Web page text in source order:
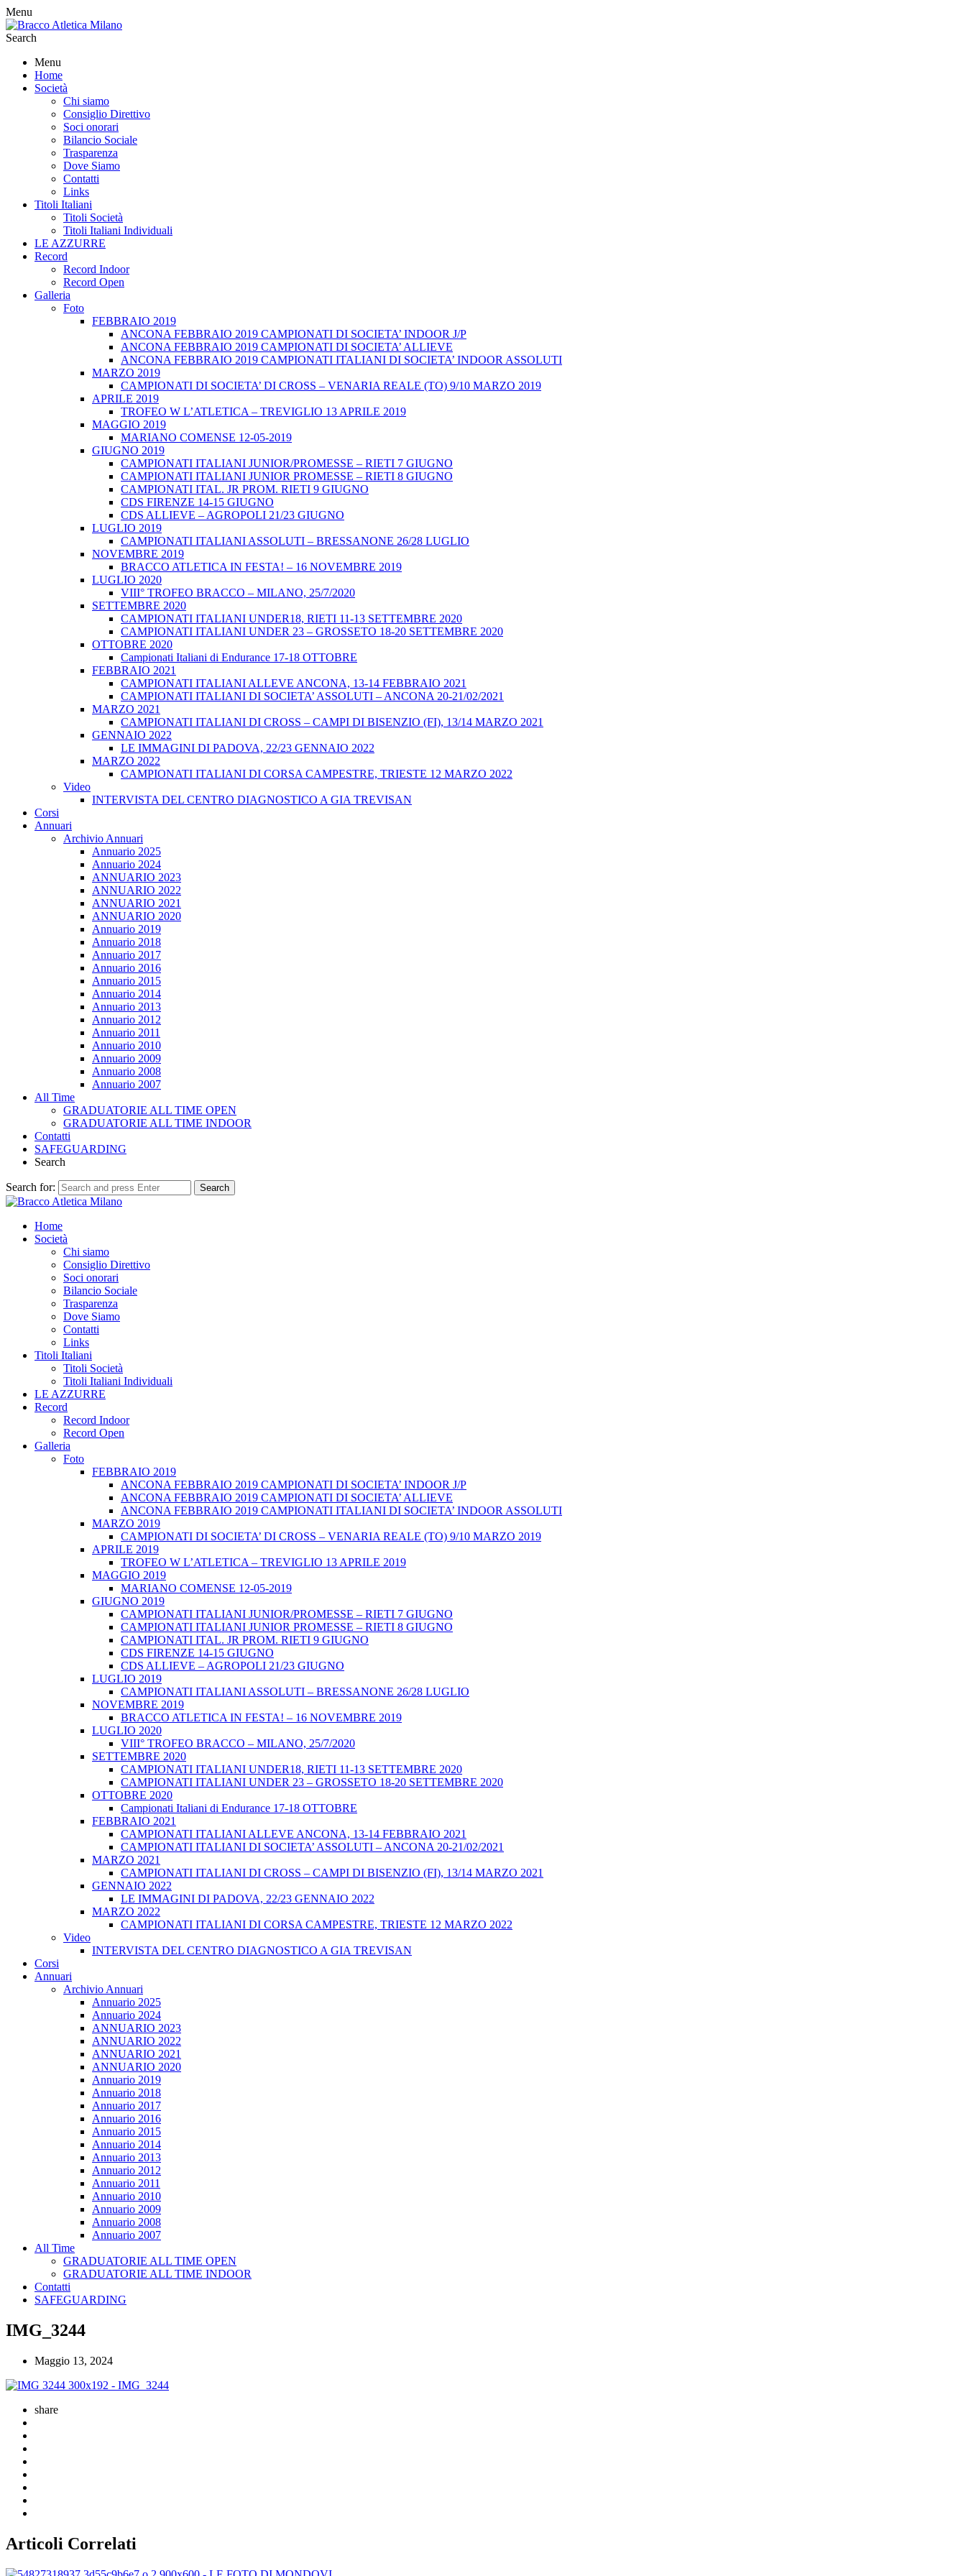
Menu
Search
Menu
Home
Società
Chi siamo
Consiglio Direttivo
Soci onorari
Bilancio Sociale
Trasparenza
Dove Siamo
Contatti
Links
Titoli Italiani
Titoli Società
Titoli Italiani Individuali
LE AZZURRE
Record
Record Indoor
Record Open
Galleria
Foto
FEBBRAIO 2019
ANCONA FEBBRAIO 2019 CAMPIONATI DI SOCIETA’ INDOOR J/P
ANCONA FEBBRAIO 2019 CAMPIONATI DI SOCIETA’ ALLIEVE
ANCONA FEBBRAIO 2019 CAMPIONATI ITALIANI DI SOCIETA’ INDOOR ASSOLUTI
MARZO 2019
CAMPIONATI DI SOCIETA’ DI CROSS – VENARIA REALE (TO) 9/10 MARZO 2019
APRILE 2019
TROFEO W L’ATLETICA – TREVIGLIO 13 APRILE 2019
MAGGIO 2019
MARIANO COMENSE 12-05-2019
GIUGNO 2019
CAMPIONATI ITALIANI JUNIOR/PROMESSE – RIETI 7 GIUGNO
CAMPIONATI ITALIANI JUNIOR PROMESSE – RIETI 8 GIUGNO
CAMPIONATI ITAL. JR PROM. RIETI 9 GIUGNO
CDS FIRENZE 14-15 GIUGNO
CDS ALLIEVE – AGROPOLI 21/23 GIUGNO
LUGLIO 2019
CAMPIONATI ITALIANI ASSOLUTI – BRESSANONE 26/28 LUGLIO
NOVEMBRE 2019
BRACCO ATLETICA IN FESTA! – 16 NOVEMBRE 2019
LUGLIO 2020
VIII° TROFEO BRACCO – MILANO, 25/7/2020
SETTEMBRE 2020
CAMPIONATI ITALIANI UNDER18, RIETI 11-13 SETTEMBRE 2020
CAMPIONATI ITALIANI UNDER 23 – GROSSETO 18-20 SETTEMBRE 2020
OTTOBRE 2020
Campionati Italiani di Endurance 17-18 OTTOBRE
FEBBRAIO 2021
CAMPIONATI ITALIANI ALLEVE ANCONA, 13-14 FEBBRAIO 2021
CAMPIONATI ITALIANI DI SOCIETA’ ASSOLUTI – ANCONA 20-21/02/2021
MARZO 2021
CAMPIONATI ITALIANI DI CROSS – CAMPI DI BISENZIO (FI), 13/14 MARZO 2021
GENNAIO 2022
LE IMMAGINI DI PADOVA, 22/23 GENNAIO 2022
MARZO 2022
CAMPIONATI ITALIANI DI CORSA CAMPESTRE, TRIESTE 12 MARZO 2022
Video
INTERVISTA DEL CENTRO DIAGNOSTICO A GIA TREVISAN
Corsi
Annuari
Archivio Annuari
Annuario 2025
Annuario 2024
ANNUARIO 2023
ANNUARIO 2022
ANNUARIO 2021
ANNUARIO 2020
Annuario 2019
Annuario 2018
Annuario 2017
Annuario 2016
Annuario 2015
Annuario 2014
Annuario 2013
Annuario 2012
Annuario 2011
Annuario 2010
Annuario 2009
Annuario 2008
Annuario 2007
All Time
GRADUATORIE ALL TIME OPEN
GRADUATORIE ALL TIME INDOOR
Contatti
SAFEGUARDING
Search
Search for: Search
Home
Società
Chi siamo
Consiglio Direttivo
Soci onorari
Bilancio Sociale
Trasparenza
Dove Siamo
Contatti
Links
Titoli Italiani
Titoli Società
Titoli Italiani Individuali
LE AZZURRE
Record
Record Indoor
Record Open
Galleria
Foto
FEBBRAIO 2019
ANCONA FEBBRAIO 2019 CAMPIONATI DI SOCIETA’ INDOOR J/P
ANCONA FEBBRAIO 2019 CAMPIONATI DI SOCIETA’ ALLIEVE
ANCONA FEBBRAIO 2019 CAMPIONATI ITALIANI DI SOCIETA’ INDOOR ASSOLUTI
MARZO 2019
CAMPIONATI DI SOCIETA’ DI CROSS – VENARIA REALE (TO) 9/10 MARZO 2019
APRILE 2019
TROFEO W L’ATLETICA – TREVIGLIO 13 APRILE 2019
MAGGIO 2019
MARIANO COMENSE 12-05-2019
GIUGNO 2019
CAMPIONATI ITALIANI JUNIOR/PROMESSE – RIETI 7 GIUGNO
CAMPIONATI ITALIANI JUNIOR PROMESSE – RIETI 8 GIUGNO
CAMPIONATI ITAL. JR PROM. RIETI 9 GIUGNO
CDS FIRENZE 14-15 GIUGNO
CDS ALLIEVE – AGROPOLI 21/23 GIUGNO
LUGLIO 2019
CAMPIONATI ITALIANI ASSOLUTI – BRESSANONE 26/28 LUGLIO
NOVEMBRE 2019
BRACCO ATLETICA IN FESTA! – 16 NOVEMBRE 2019
LUGLIO 2020
VIII° TROFEO BRACCO – MILANO, 25/7/2020
SETTEMBRE 2020
CAMPIONATI ITALIANI UNDER18, RIETI 11-13 SETTEMBRE 2020
CAMPIONATI ITALIANI UNDER 23 – GROSSETO 18-20 SETTEMBRE 2020
OTTOBRE 2020
Campionati Italiani di Endurance 17-18 OTTOBRE
FEBBRAIO 2021
CAMPIONATI ITALIANI ALLEVE ANCONA, 13-14 FEBBRAIO 2021
CAMPIONATI ITALIANI DI SOCIETA’ ASSOLUTI – ANCONA 20-21/02/2021
MARZO 2021
CAMPIONATI ITALIANI DI CROSS – CAMPI DI BISENZIO (FI), 13/14 MARZO 2021
GENNAIO 2022
LE IMMAGINI DI PADOVA, 22/23 GENNAIO 2022
MARZO 2022
CAMPIONATI ITALIANI DI CORSA CAMPESTRE, TRIESTE 12 MARZO 2022
Video
INTERVISTA DEL CENTRO DIAGNOSTICO A GIA TREVISAN
Corsi
Annuari
Archivio Annuari
Annuario 2025
Annuario 2024
ANNUARIO 2023
ANNUARIO 2022
ANNUARIO 2021
ANNUARIO 2020
Annuario 2019
Annuario 2018
Annuario 2017
Annuario 2016
Annuario 2015
Annuario 2014
Annuario 2013
Annuario 2012
Annuario 2011
Annuario 2010
Annuario 2009
Annuario 2008
Annuario 2007
All Time
GRADUATORIE ALL TIME OPEN
GRADUATORIE ALL TIME INDOOR
Contatti
SAFEGUARDING
IMG_3244
Maggio 13, 2024
share
Articoli Correlati